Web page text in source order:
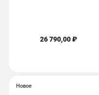
26 790,00 ₽
Новое